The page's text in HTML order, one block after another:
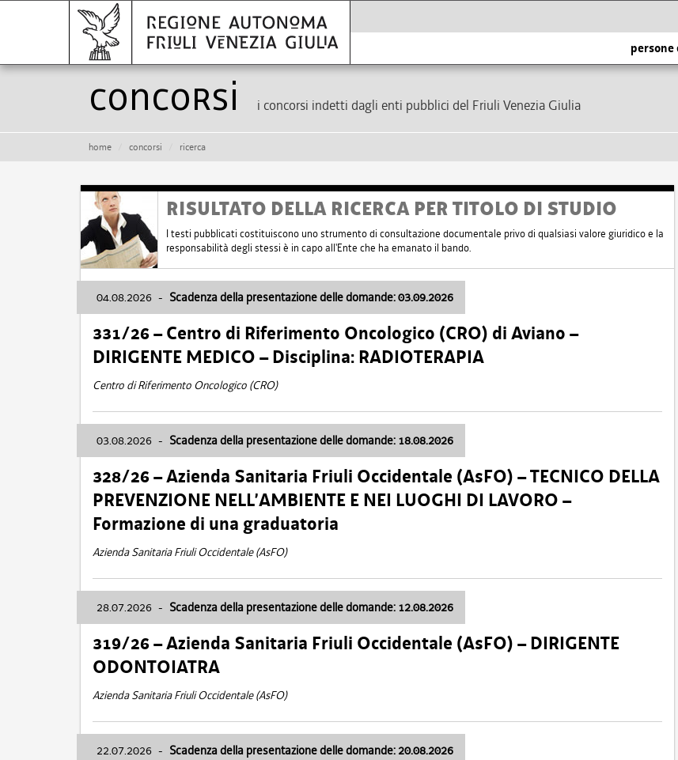
persone
Concorsi i concorsi indetti dagli enti pubblici del Friuli Venezia Giulia
home concorsi ricerca
RISULTATO DELLA RICERCA PER TITOLO DI STUDIO
I testi pubblicati costituiscono uno strumento di consultazione documentale privo di qualsiasi valore giuridico e la
responsabilità degli stessi è in capo all'Ente che ha emanato il bando.
04.08.2026 - Scadenza della presentazione delle domande: 03.09.2026
331/26 – Centro di Riferimento Oncologico (CRO) di Aviano –
DIRIGENTE MEDICO – Disciplina: RADIOTERAPIA
Centro di Riferimento Oncologico (CRO)
03.08.2026 - Scadenza della presentazione delle domande: 18.08.2026
328/26 – Azienda Sanitaria Friuli Occidentale (AsFO) – TECNICO DELLA
PREVENZIONE NELL’AMBIENTE E NEI LUOGHI DI LAVORO –
Formazione di una graduatoria
Azienda Sanitaria Friuli Occidentale (AsFO)
28.07.2026 - Scadenza della presentazione delle domande: 12.08.2026
319/26 – Azienda Sanitaria Friuli Occidentale (AsFO) – DIRIGENTE
ODONTOIATRA
Azienda Sanitaria Friuli Occidentale (AsFO)
22.07.2026 - Scadenza della presentazione delle domande: 20.08.2026